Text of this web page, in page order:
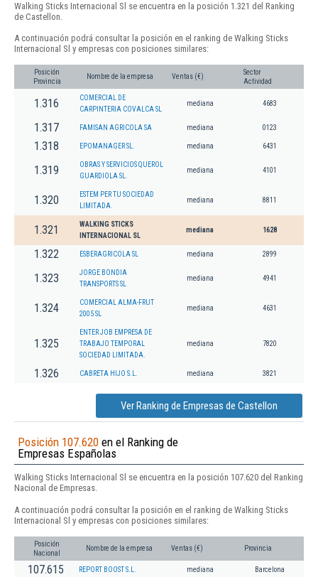
Walking Sticks Internacional Sl se encuentra en la posición 1.321 del Ranking
de Castellon.
A continuación podrá consultar la posición en el ranking de Walking Sticks
Internacional Sl y empresas con posiciones similares:
Posición
Provincia
Nombre de la empresa Ventas (€)
Sector
Actividad
1.316
COMERCIAL DE
CARPINTERIA COVALCA SL
mediana 4683
1.317 FAMISAN AGRICOLA SA mediana 0123
1.318 EPOMANAGER SL. mediana 6431
1.319
OBRAS Y SERVICIOS QUEROL
GUARDIOLA SL.
mediana 4101
1.320
ESTEM PER TU SOCIEDAD
LIMITADA.
mediana 8811
1.321
WALKING STICKS
INTERNACIONAL SL
mediana 1628
1.322 ESBERAGRICOLA SL mediana 2899
1.323
JORGE BONDIA
TRANSPORTS SL
mediana 4941
1.324
COMERCIAL ALMA-FRUT
2005 SL
mediana 4631
1.325
ENTER JOB EMPRESA DE
TRABAJO TEMPORAL
SOCIEDAD LIMITADA.
mediana 7820
1.326 CABRETA HIJO S.L. mediana 3821
Ver Ranking de Empresas de Castellon
Posición 107.620 en el Ranking de
Empresas Españolas
Walking Sticks Internacional Sl se encuentra en la posición 107.620 del Ranking
Nacional de Empresas.
A continuación podrá consultar la posición en el ranking de Walking Sticks
Internacional Sl y empresas con posiciones similares:
Posición
Nacional
Nombre de la empresa Ventas (€) Provincia
107.615 REPORT BOOST S.L. mediana Barcelona